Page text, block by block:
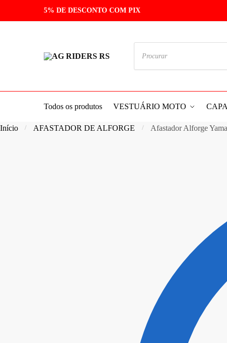
5% DE DESCONTO COM PIX
Todos os produtos VESTUÁRIO MOTO
Início / AFASTADOR DE ALFORGE / Afastador Alforge